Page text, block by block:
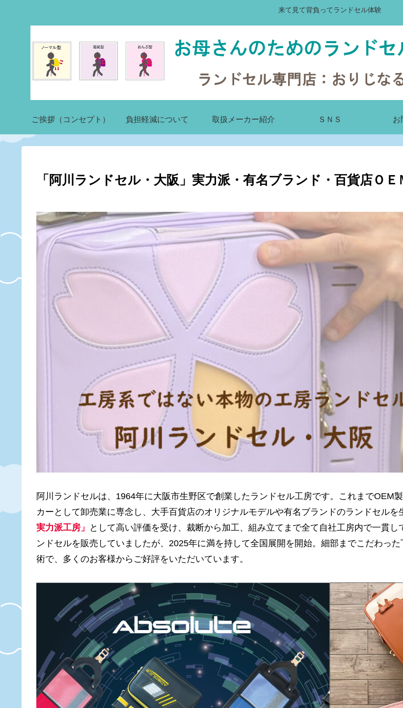
来て見て背負ってランドセル体験
ご挨拶（コンセプト） 負担軽減について 取扱メーカー紹介 ＳＮＳ お
「阿川ランドセル・大阪」実力派・有名ブランド・百貨店Ｏ
阿川ランドセルは、1964年に大阪市生野区で創業したランドセル工房です。これまでOEM
カーとして卸売業に専念し、大手百貨店のオリジナルモデルや有名ブランドのランドセルを
実力派工房」
として高い評価を受け、裁断から加工、組み立てまで全て自社工房内で一貫
ンドセルを販売していましたが、2025年に満を持して全国展開を開始。細部までこだわっ
術で、多くのお客様からご好評をいただいています。